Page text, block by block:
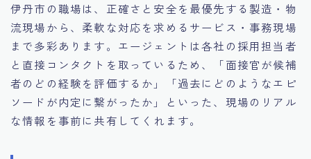
伊丹市の職場は、正確さと安全を最優先する製造・物
流現場から、柔軟な対応を求めるサービス・事務現場
まで多彩あります。エージェントは各社の採用担当者
と直接コンタクトを取っているため、「面接官が候補
者のどの経験を評価するか」「過去にどのようなエピ
ソードが内定に繋がったか」といった、現場のリアル
な情報を事前に共有してくれます。